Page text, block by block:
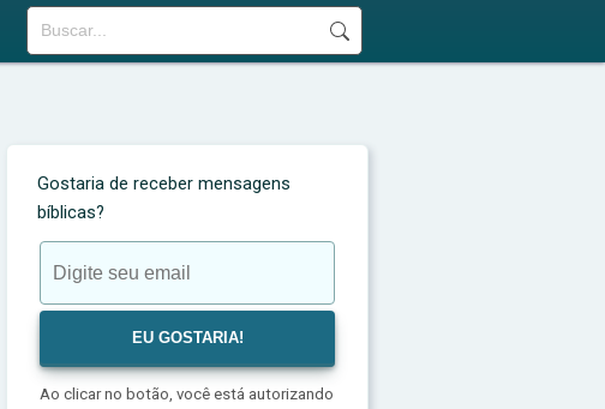
Gostaria de receber mensagens
bíblicas?
Ao clicar no botão, você está autorizando